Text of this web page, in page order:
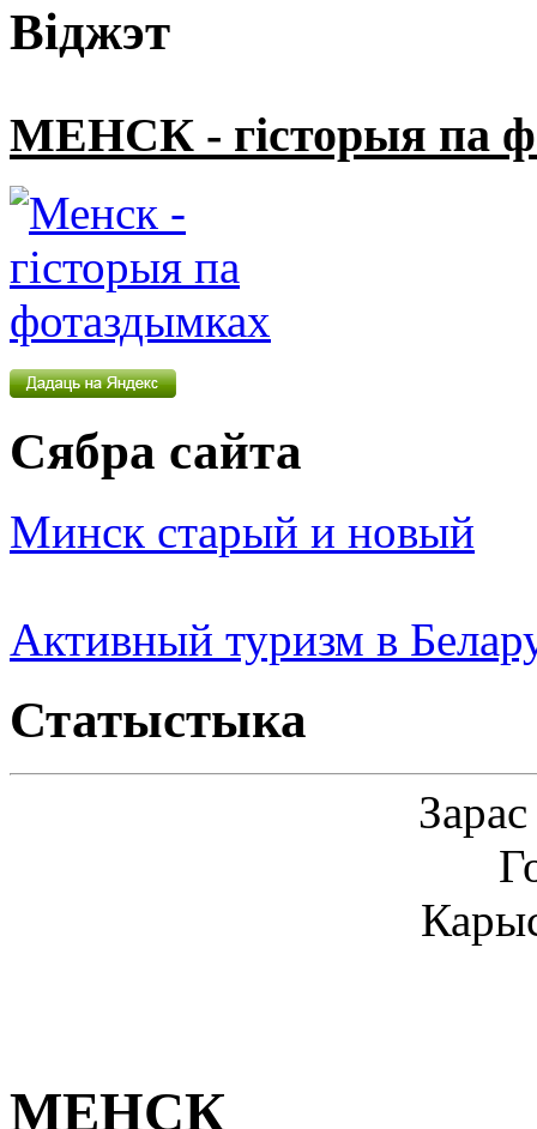
Віджэт
МЕНСК - гісторыя па
Сябра сайта
Минск старый и новый
Активный туризм в
Статыстыка
МЕНСК